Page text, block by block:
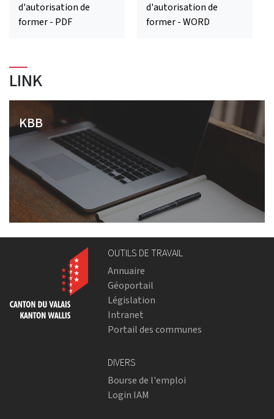
d'autorisation de
former - PDF
d'autorisation de
former - WORD
LINK
KBB
OUTILS DE TRAVAIL
Annuaire
Géoportail
Législation
Intranet
Portail des communes
DIVERS
Bourse de l'emploi
Login IAM